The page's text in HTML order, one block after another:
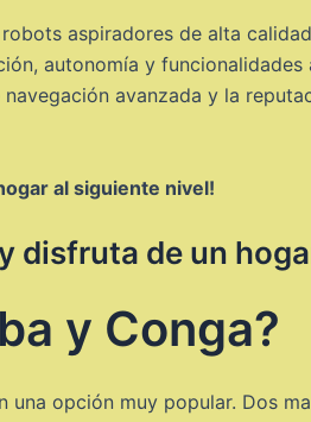
aspiradores de alta
autonomía y
avanzada y la
al siguiente nivel!
disfruta de un
y Conga?
opción muy popular. Dos